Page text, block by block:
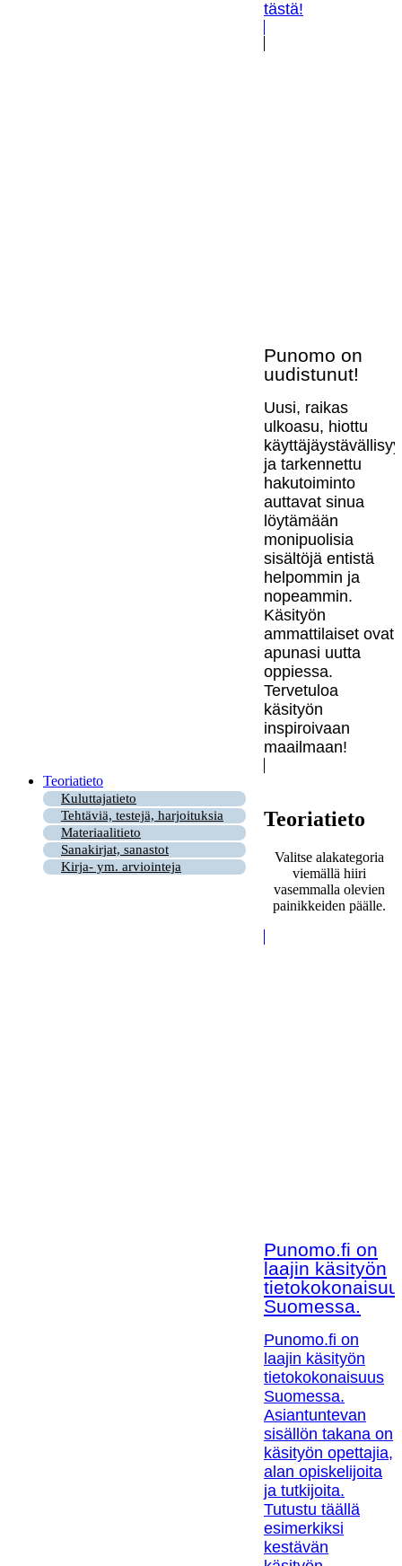
tästä!
Punomo on
uudistunut!
Uusi, raikas
ulkoasu, hiottu
ja tarkennettu
hakutoiminto
auttavat sinua
löytämään
monipuolisia
sisältöjä entistä
helpommin ja
nopeammin.
Käsityön
ammattilaiset ovat
apunasi uutta
oppiessa.
Tervetuloa
käsityön
inspiroivaan
maailmaan!
Teoriatieto
Kuluttajatieto
Tehtäviä, testejä, harjoituksia
Materiaalitieto
Sanakirjat, sanastot
Kirja- ym. arviointeja
Teoriatieto
Valitse alakategoria
viemällä hiiri
vasemmalla olevien
painikkeiden päälle.
Punomo.fi on
laajin käsityön
Suomessa.
Punomo.fi on
laajin käsityön
tietokokonaisuus
Suomessa.
Asiantuntevan
sisällön takana on
käsityön opettajia,
alan opiskelijoita
ja tutkijoita.
Tutustu täällä
esimerkiksi
kestävän